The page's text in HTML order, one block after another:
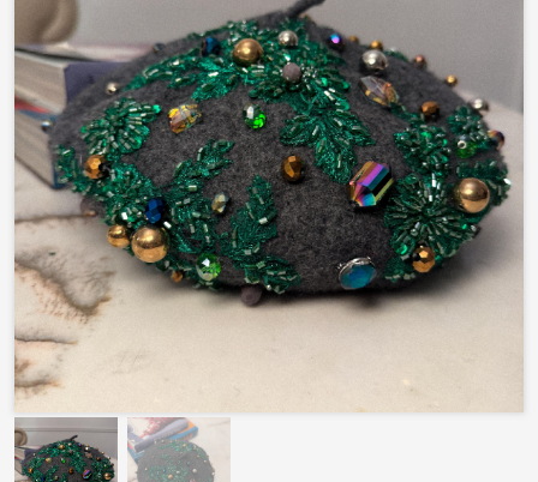
O nama
Uzimanje mera
Galerija
Najam Venčanica
Kontakt